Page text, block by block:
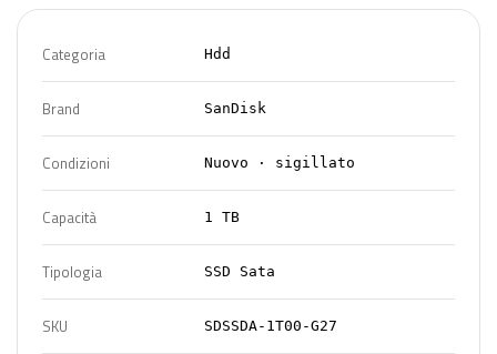
Categoria Hdd
Brand SanDisk
Condizioni Nuovo · sigillato
Capacità 1 TB
Tipologia SSD Sata
SKU SDSSDA-1T00-G27